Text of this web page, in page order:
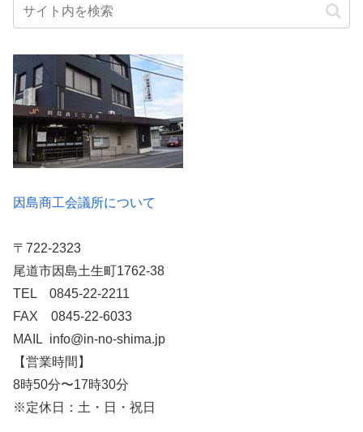
因島商工会議所について
〒722-2323
尾道市因島土生町1762-38
TEL 0845-22-2211
FAX 0845-22-6033
MAIL info@in-no-shima.jp
【営業時間】
8時50分〜17時30分
※定休日：土・日・祝日